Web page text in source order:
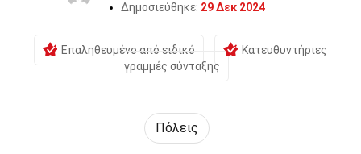
Δημοσιεύθηκε: 29 Δεκ 2024
Επαληθευμένο από ειδικό
Κατευθυντήριες
γραμμές σύνταξης
Πόλεις